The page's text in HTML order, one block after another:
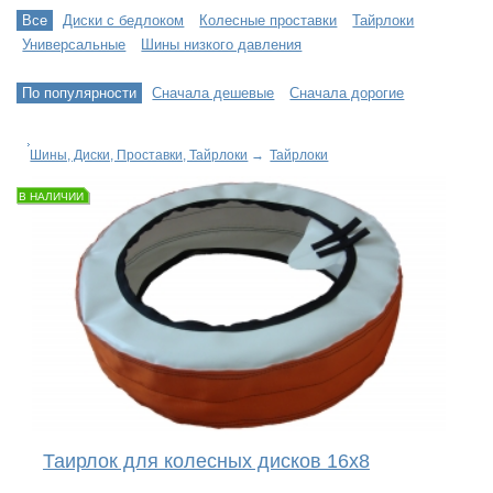
Все Диски с бедлоком Колесные проставки
Тайрлоки
Универсальные
Шины низкого давления
По популярности Сначала дешевые Сначала дорогие
Шины, Диски, Проставки, Тайрлоки → Тайрлоки
В НАЛИЧИИ
Таирлок для колесных дисков 16х8